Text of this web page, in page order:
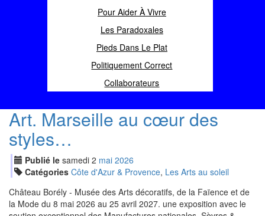
Pour Aider À Vivre
Les Paradoxales
Pieds Dans Le Plat
Politiquement Correct
Collaborateurs
Art. Marseille au cœur des
styles…
Publié le samedi 2 mai 2026
Catégories Côte d'Azur & Provence, Les Arts au soleil
Château Borély - Musée des Arts décoratifs, de la Faïence et de
la Mode du 8 mai 2026 au 25 avril 2027. une exposition avec le